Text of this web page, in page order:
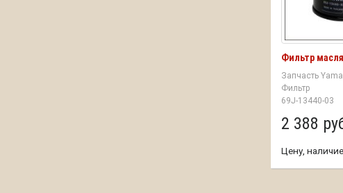
Фильтр
Запчасть
Фильтр
69J-13440-03
2 388
Цену,